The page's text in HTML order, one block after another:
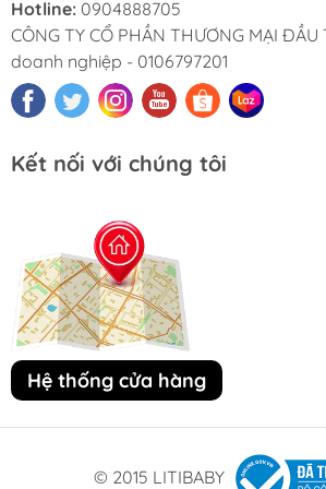
Hotline: 0904888705
CÔNG TY CỔ PHẦN THƯƠNG MẠI
doanh nghiệp - 0106797201
Kết nối với chúng tôi
Hệ thống cửa hàng
© 2015 LITIBABY